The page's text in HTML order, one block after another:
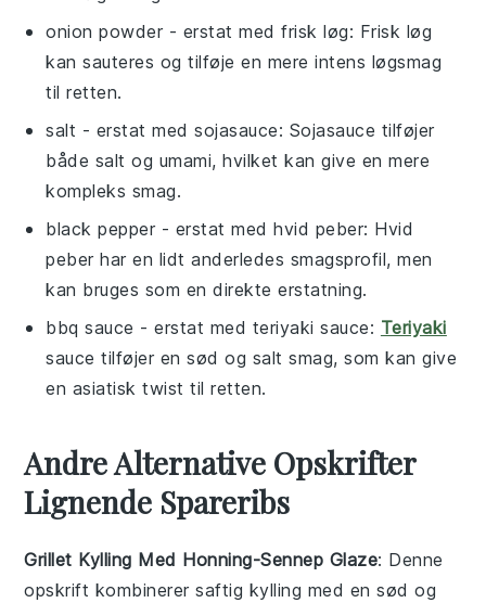
onion powder - erstat medfrisk løg: Frisk løg
kan sauteres og tilføje en mere intens løgsmag
til retten.
salt - erstat medsojasauce: Sojasauce tilføjer
både salt og umami, hvilket kan give en mere
kompleks smag.
black pepper - erstat medhvid peber: Hvid
peber har en lidt anderledes smagsprofil, men
kan bruges som en direkte erstatning.
bbq sauce - erstat med teriyaki sauce: Teriyaki
sauce tilføjer en sød og salt smag, som kan give
en asiatisk twist til retten.
Andre Alternative Opskrifter
Lignende Spareribs
Grillet Kylling Med Honning-Sennep Glaze: Denne
opskrift kombinerer saftig kylling med en sød og